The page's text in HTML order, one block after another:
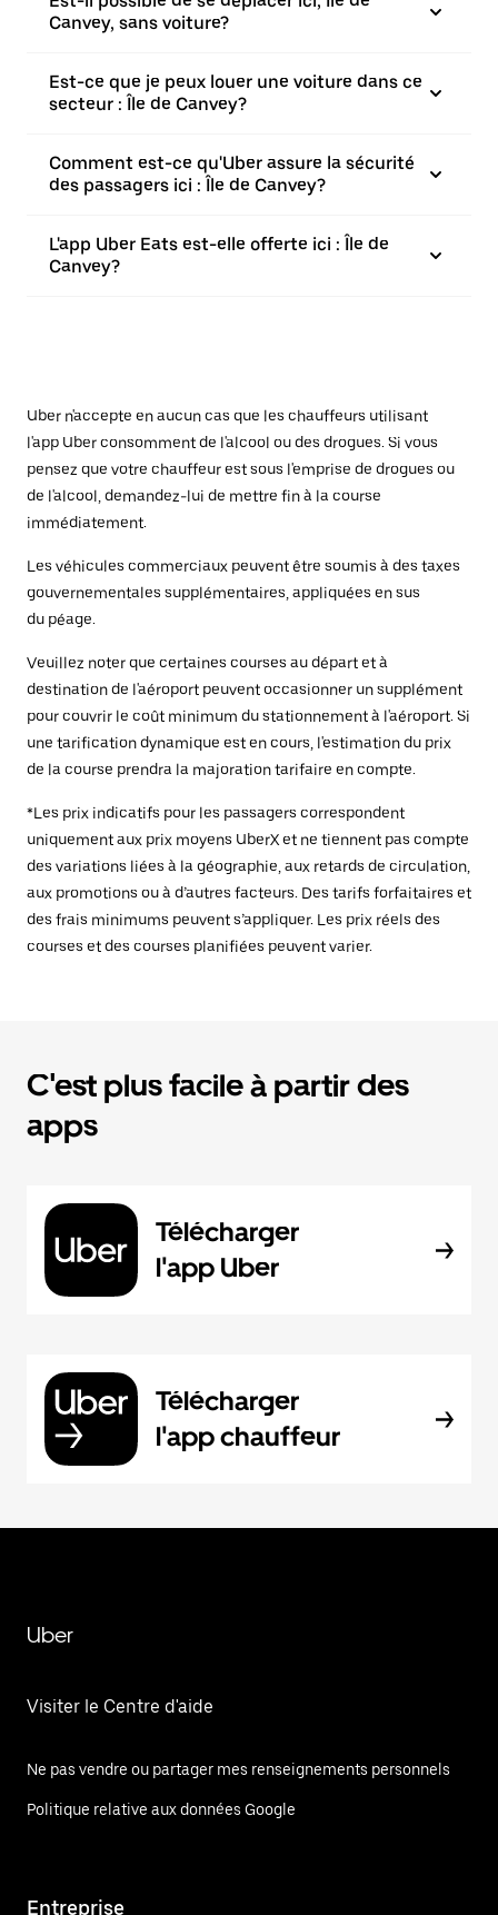
Canvey, sans voiture?
Est-ce que je peux louer une voiture dans ce
secteur : Île de Canvey?
Comment est-ce qu'Uber assure la sécurité
des passagers ici : Île de Canvey?
L'app Uber Eats est-elle offerte ici : Île de
Canvey?
Uber n'accepte en aucun cas que les chauffeurs utilisant
l'app Uber consomment de l'alcool ou des drogues. Si vous
pensez que votre chauffeur est sous l'emprise de drogues ou
de l'alcool, demandez-lui de mettre fin à la course
immédiatement.
Les véhicules commerciaux peuvent être soumis à des taxes
gouvernementales supplémentaires, appliquées en sus
du péage.
Veuillez noter que certaines courses au départ et à
destination de l'aéroport peuvent occasionner un supplément
pour couvrir le coût minimum du stationnement à l'aéroport. Si
une tarification dynamique est en cours, l'estimation du prix
de la course prendra la majoration tarifaire en compte.
*Les prix indicatifs pour les passagers correspondent
uniquement aux prix moyens UberX et ne tiennent pas compte
des variations liées à la géographie, aux retards de circulation,
aux promotions ou à d’autres facteurs. Des tarifs forfaitaires et
des frais minimums peuvent s’appliquer. Les prix réels des
courses et des courses planifiées peuvent varier.
C'est plus facile à partir des
apps
Télécharger
l'app Uber
Télécharger
l'app chauffeur
Uber
Visiter le Centre d'aide
Ne pas vendre ou partager mes renseignements personnels
Politique relative aux données Google
Entreprise